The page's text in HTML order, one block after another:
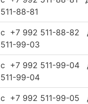
511-88-81
c +7 992 511-88-82
511-99-03
c +7 992 511-99-04
511-99-04
c +7 992 511-99-05